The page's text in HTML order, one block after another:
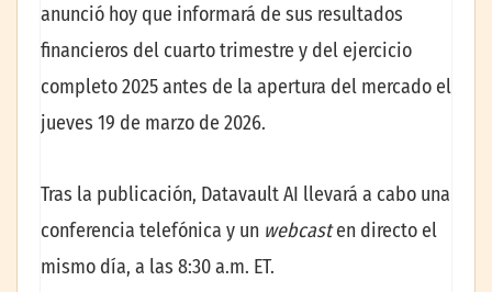
anunció hoy que informará de sus resultados
financieros del cuarto trimestre y del ejercicio
completo 2025 antes de la apertura del mercado el
jueves 19 de marzo de 2026.
Tras la publicación, Datavault AI llevará a cabo una
conferencia telefónica y un webcasten directo el
mismo día, a las 8:30 a.m. ET.